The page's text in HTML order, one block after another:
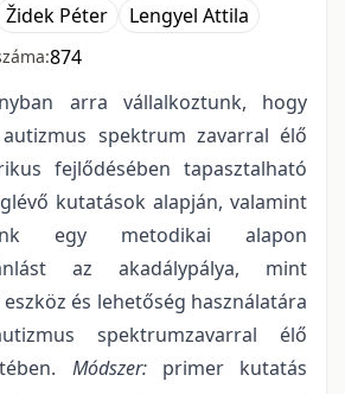
Židek Péter Lengyel Attila
874
arra vállalkoztunk, hogy
spektrum zavarral élő
fejlődésében tapasztalható
kutatások alapján, valamint
egy metodikai alapon
az akadálypálya, mint
és lehetőség használatára
spektrumzavarral élő
Módszer:primer kutatás